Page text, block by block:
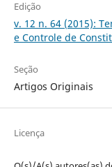
Edição
v. 12 n. 64 (2015):
e Controle de
Seção
Artigos Originais
Licença